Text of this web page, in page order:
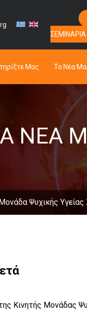
ΣΕΜΙΝΑΡΙΑ
Μας Τα Νέα
ΝΈΑ
Ψυχικής Υγείας
Κινητής Μονάδας